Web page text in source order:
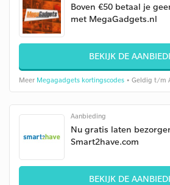
Boven €50 betaal je
met MegaGadgets.nl
BEKIJK DE
Meer Megagadgets kortingscodes • Geldig t/m
Aanbieding
Nu gratis laten
Smart2have.com
BEKIJK DE